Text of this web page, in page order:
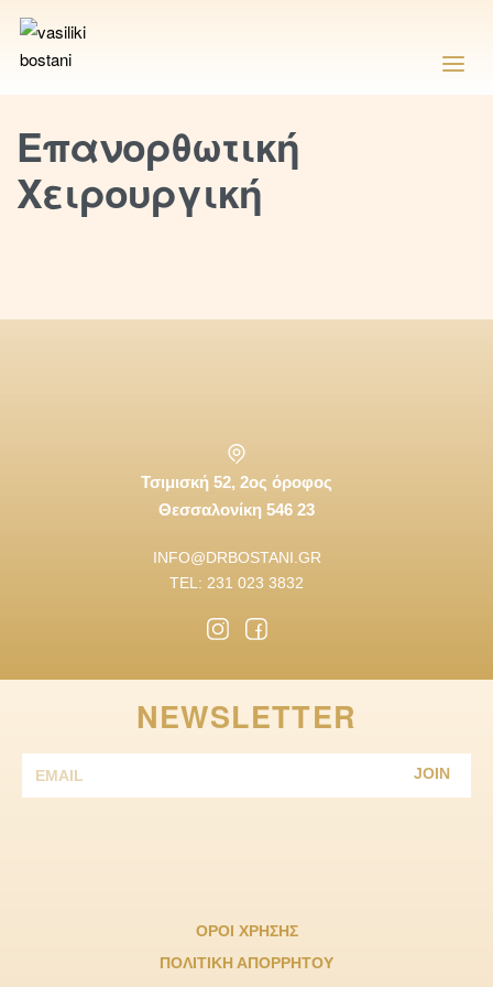
Επανορθωτική
Χειρουργική
Τσιμισκή 52, 2ος όροφος
Θεσσαλονίκη 546 23
INFO@DRBOSTANI.GR
TEL: 231 023 3832
NEWSLETTER
JOIN
ΟΡΟΙ ΧΡΗΣΗΣ
ΠΟΛΙΤΙΚΗ ΑΠΟΡΡΗΤΟΥ